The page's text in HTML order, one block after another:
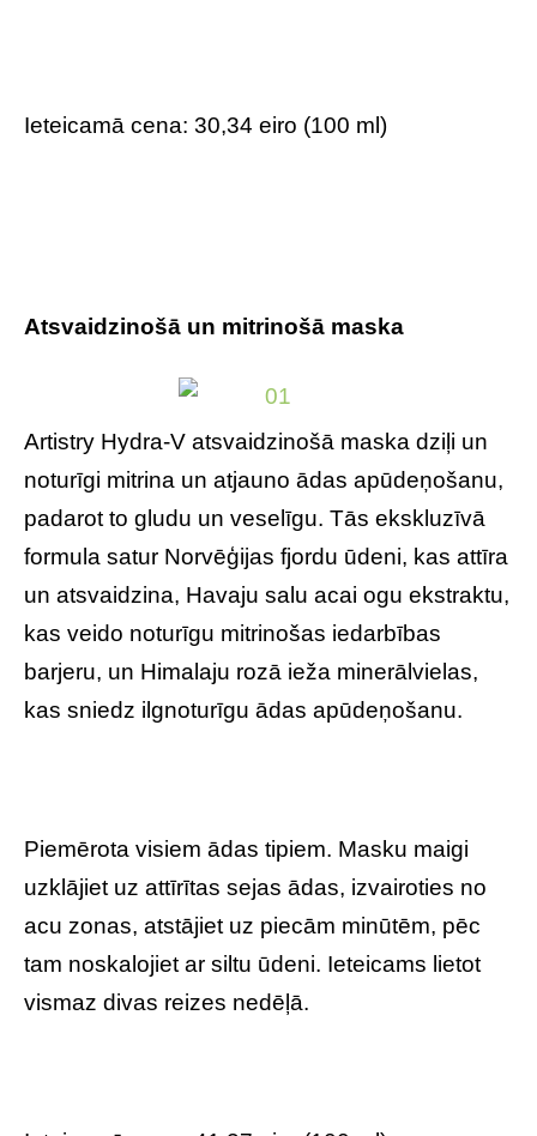
Ieteicamā cena: 30,34 eiro (100 ml)
Atsvaidzinošā un mitrinošā maska
Artistry Hydra-V atsvaidzinošā maska dziļi un
noturīgi mitrina un atjauno ādas apūdeņošanu,
padarot to gludu un veselīgu. Tās ekskluzīvā
formula satur Norvēģijas fjordu ūdeni, kas attīra
un atsvaidzina, Havaju salu acai ogu ekstraktu,
kas veido noturīgu mitrinošas iedarbības
barjeru, un Himalaju rozā ieža minerālvielas,
kas sniedz ilgnoturīgu ādas apūdeņošanu.
Piemērota visiem ādas tipiem. Masku maigi
uzklājiet uz attīrītas sejas ādas, izvairoties no
acu zonas, atstājiet uz piecām minūtēm, pēc
tam noskalojiet ar siltu ūdeni. Ieteicams lietot
vismaz divas reizes nedēļā.